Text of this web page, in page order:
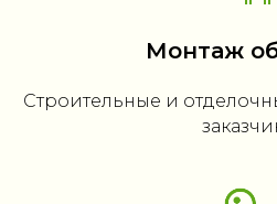
Монтаж
Строительные и